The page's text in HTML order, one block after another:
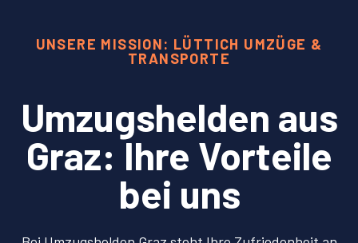
UNSERE MISSION: LÜTTICH UMZÜGE &
TRANSPORTE
Umzugshelden aus
Graz: Ihre Vorteile
bei uns